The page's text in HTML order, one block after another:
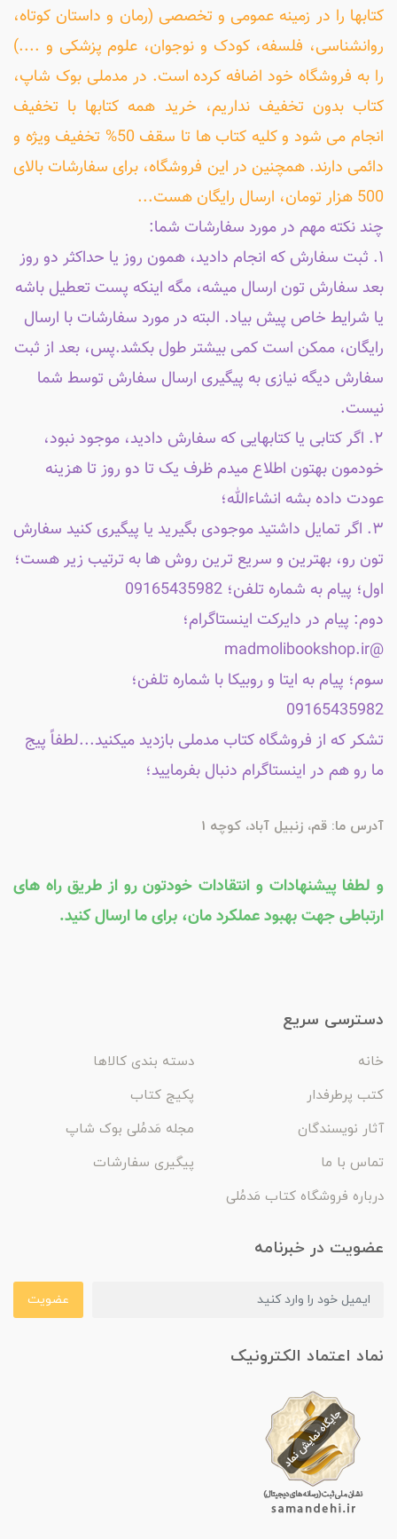
کتابها را در زمینه عمومی و تخصصی (رمان و داستان کوتاه،
روانشناسی، فلسفه، کودک و نوجوان، علوم پزشکی و ....)
را به فروشگاه خود اضافه کرده است. در مدملی بوک شاپ،
کتاب بدون تخفیف نداریم، خرید همه کتابها با تخفیف
انجام می شود و کلیه کتاب ها تا سقف 50% تخفیف ویژه و
دائمی دارند. همچنین در این فروشگاه، برای سفارشات بالای
500 هزار تومان، ارسال رایگان هست...
چند نکته مهم در مورد سفارشات شما:
۱. ثبت سفارش که انجام دادید، همون روز یا حداکثر دو روز
بعد سفارش تون ارسال میشه، مگه اینکه پست تعطیل باشه
یا شرایط خاص پیش بیاد. البته در مورد سفارشات با ارسال
رایگان، ممکن است کمی بیشتر طول بکشد.پس، بعد از ثبت
سفارش دیگه نیازی به پیگیری ارسال سفارش توسط شما
نیست.
۲. اگر کتابی یا کتابهایی که سفارش دادید، موجود نبود،
خودمون بهتون اطلاع میدم ظرف یک تا دو روز تا هزینه
عودت داده بشه انشاءالله؛
۳. اگر تمایل داشتید موجودی بگیرید یا پیگیری کنید سفارش
تون رو، بهترین و سریع ترین روش ها به ترتیب زیر هست؛
اول؛ پیام به شماره تلفن؛ 09165435982
دوم: پیام در دایرکت اینستاگرام؛
@madmolibookshop.ir
سوم؛ پیام به ایتا و روبیکا با شماره تلفن؛
09165435982
تشکر که از فروشگاه کتاب مدملی بازدید میکنید...لطفاً پیج
ما رو هم در اینستاگرام دنبال بفرمایید؛
آدرس ما: قم، زنبیل آباد، کوچه 1
و لطفا پیشنهادات و انتقادات خودتون رو از طریق راه های
ارتباطی جهت بهبود عملکرد مان، برای ما ارسال کنید.
دسترسی سریع
خانه
دسته بندی کالاها
کتب پرطرفدار
پکیج کتاب
آثار نویسندگان
مجله مَدمُلی بوک شاپ
تماس با ما
پیگیری سفارشات
درباره فروشگاه کتاب مَدمُلی
عضویت در خبرنامه
عضویت
نماد اعتماد الکترونیک